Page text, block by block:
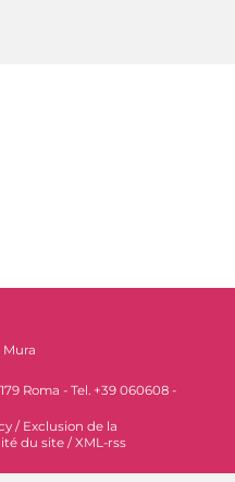
Mura
Roma - Tel. +39 060608 -
/ Exclusion de la
du site / XML-rss